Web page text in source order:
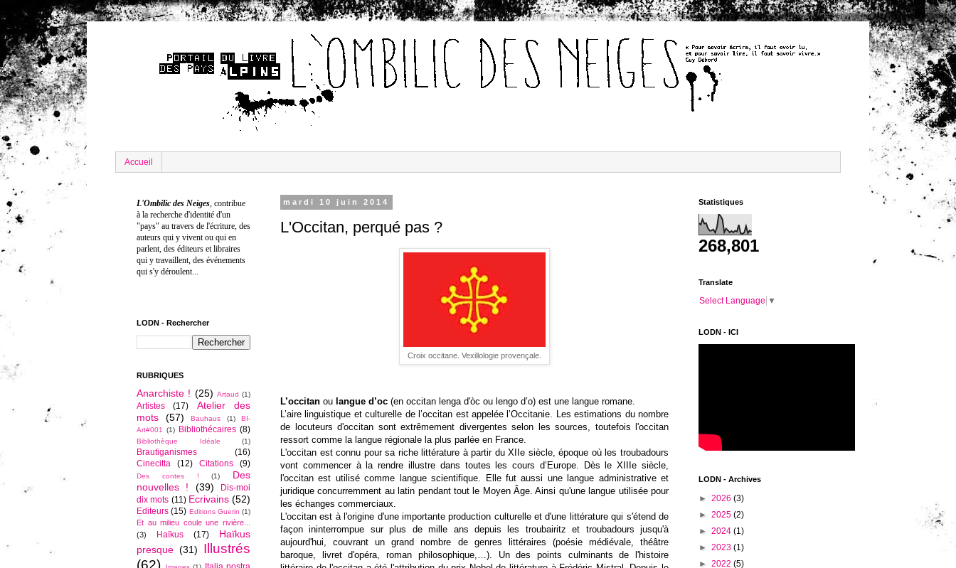
Accueil
mardi 10 juin 2014
L'Occitan, perqué pas ?
Croix occitane. Vexillologie provençale.
L’occitan ou langue d’oc (en occitan lenga d'òc ou lengo d’o) est une langue romane.
L’aire linguistique et culturelle de l’occitan est appelée l’Occitanie. Les estimations du nombre
de locuteurs d'occitan sont extrêmement divergentes selon les sources, toutefois l'occitan
ressort comme la langue régionale la plus parlée en France.
L'occitan est connu pour sa riche littérature à partir du XIIe siècle, époque où les troubadours
vont commencer à la rendre illustre dans toutes les cours d’Europe. Dès le XIIIe siècle,
l'occitan est utilisé comme langue scientifique. Elle fut aussi une langue administrative et
juridique concurremment au latin pendant tout le Moyen Âge. Ainsi qu'une langue utilisée pour
les échanges commerciaux.
L'occitan est à l'origine d'une importante production culturelle et d'une littérature qui s'étend de
façon ininterrompue sur plus de mille ans depuis les troubairitz et troubadours jusqu'à
aujourd'hui, couvrant un grand nombre de genres littéraires (poésie médiévale, théâtre
baroque, livret d'opéra, roman philosophique,…). Un des points culminants de l'histoire
L'Ombilic des Neiges, contribue
à la recherche d'identité d'un
"pays" au travers de l'écriture, des
auteurs qui y vivent ou qui en
parlent, des éditeurs et libraires
qui y travaillent, des événements
qui s'y déroulent...
LODN - Rechercher
RUBRIQUES
Anarchiste ! (25) Artaud (1)
Artistes (17)
Atelier des
mots
(57) Bauhaus (1)
BI-
Art#001 (1) Bibliothécaires (8)
Bibliothèque Idéale (1)
Brautiganismes
(16)
Cinecitta
(12) Citations (9)
Des contes ! (1)
Des
nouvelles !
(39)
Dis-moi
dix mots (11) Ecrivains (52)
Editeurs (15) Editions Guerin (1)
Et au milieu coule une rivière...
(3)
Haïkus (17)
Haïkus
presque (31)
Illustrés
Statistiques
268,801
Translate
Select Language ▼
LODN - ICI
LODN - Archives
► 2026 (3)
► 2025 (2)
► 2024 (1)
► 2023 (1)
► 2022 (5)